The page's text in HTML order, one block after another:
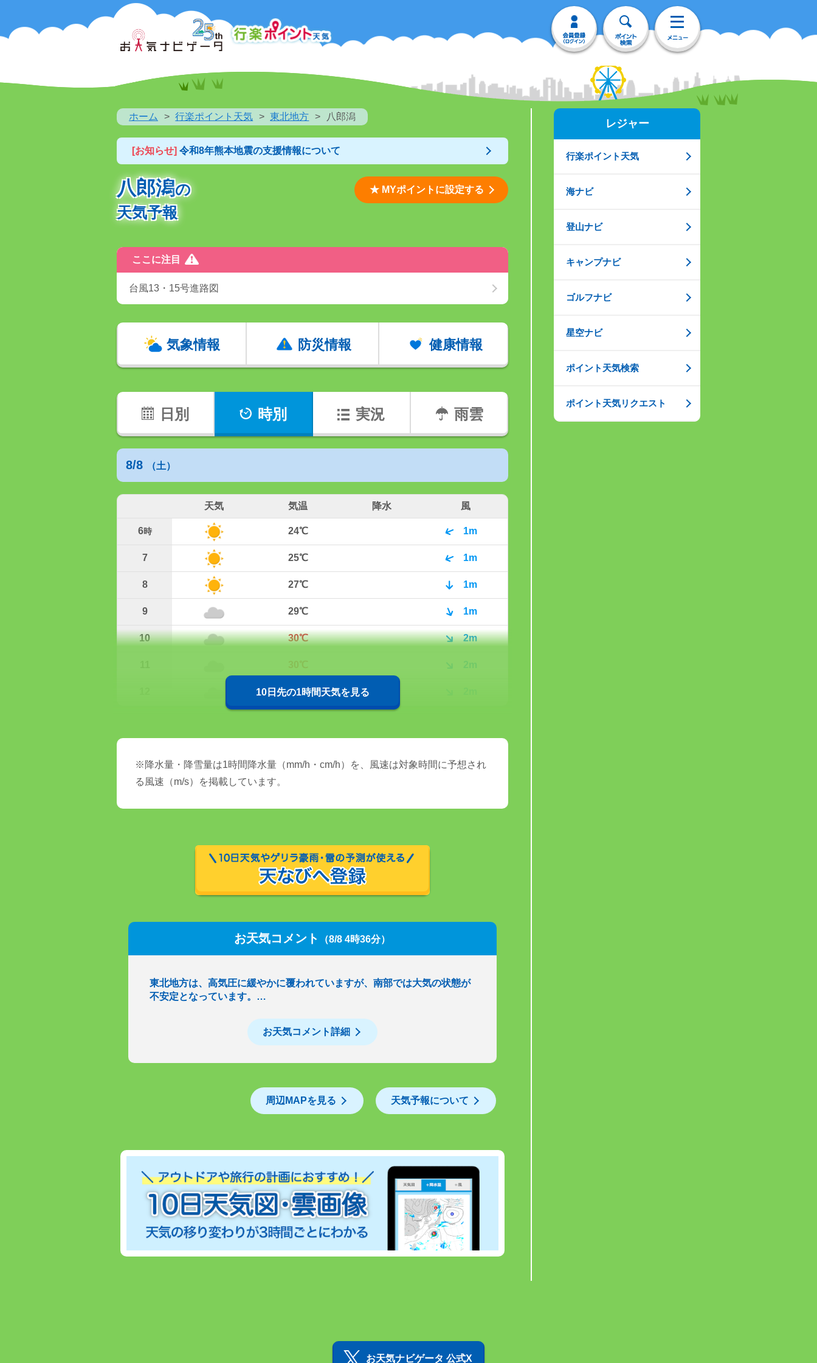
ホーム 行楽ポイント天気 東北地方 八郎潟
[お知らせ] 令和8年熊本地震の支援情報について
八郎潟の
天気予報
★ MYポイントに設定する
ここに注目
台風13・15号進路図
気象情報 防災情報 健康情報
日別 時別 実況 雨雲
8/8 （土）
天気 気温 降水 風
6時 24℃ 1m
7 25℃ 1m
8 27℃ 1m
9 29℃ 1m
10 30℃ 2m
2m
31℃
10日先の1時間天気を見る
※降水量・降雪量は1時間降水量（mm/h・cm/h）を、風速は対象時間に予想され
る風速（m/s）を掲載しています。
お天気コメント （8/8 4時36分）
東北地方は、高気圧に緩やかに覆われていますが、南部では大気の状態が
不安定となっています。…
お天気コメント詳細
周辺MAPを見る 天気予報について
レジャー
行楽ポイント天気
海ナビ
登山ナビ
キャンプナビ
ゴルフナビ
星空ナビ
ポイント天気検索
ポイント天気リクエスト
お天気ナビゲータ 公式X